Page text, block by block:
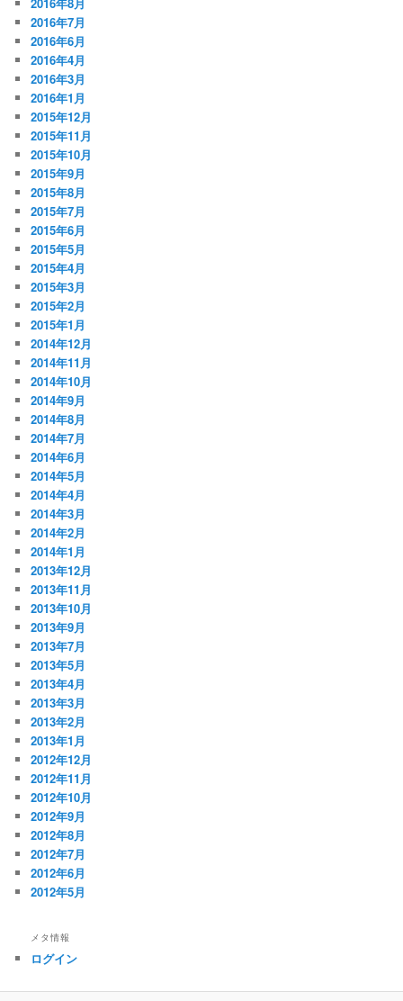
2016年7月
2016年6月
2016年4月
2016年3月
2016年1月
2015年12月
2015年11月
2015年10月
2015年9月
2015年8月
2015年7月
2015年6月
2015年5月
2015年4月
2015年3月
2015年2月
2015年1月
2014年12月
2014年11月
2014年10月
2014年9月
2014年8月
2014年7月
2014年6月
2014年5月
2014年4月
2014年3月
2014年2月
2014年1月
2013年12月
2013年11月
2013年10月
2013年9月
2013年7月
2013年5月
2013年4月
2013年3月
2013年2月
2013年1月
2012年12月
2012年11月
2012年10月
2012年9月
2012年8月
2012年7月
2012年6月
2012年5月
メタ情報
ログイン